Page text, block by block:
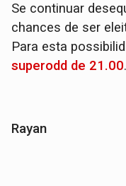
Se continuar
chances de ser
Para esta
superodd de 21.00.
Rayan